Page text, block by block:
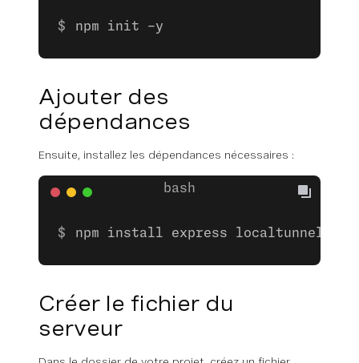
npm init -y
Ajouter des
dépendances
Ensuite, installez les dépendances nécessaires :
npm install express localtunnel --
Créer le fichier du
serveur